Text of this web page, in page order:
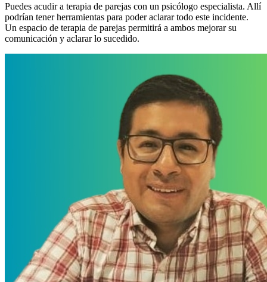
Puedes acudir a terapia de parejas con un psicólogo especialista. Allí
podrían tener herramientas para poder aclarar todo este incidente.
Un espacio de terapia de parejas permitirá a ambos mejorar su
comunicación y aclarar lo sucedido.